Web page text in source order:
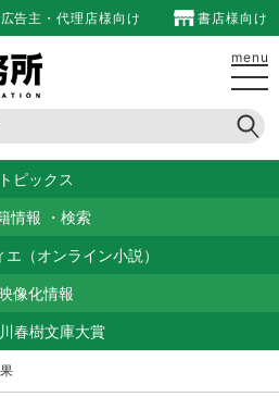
広告主・代理店様向け 書店様向け
menu
トピックス
情報 ・ 検索
（オンライン小説）
像化情報
春樹文庫大賞